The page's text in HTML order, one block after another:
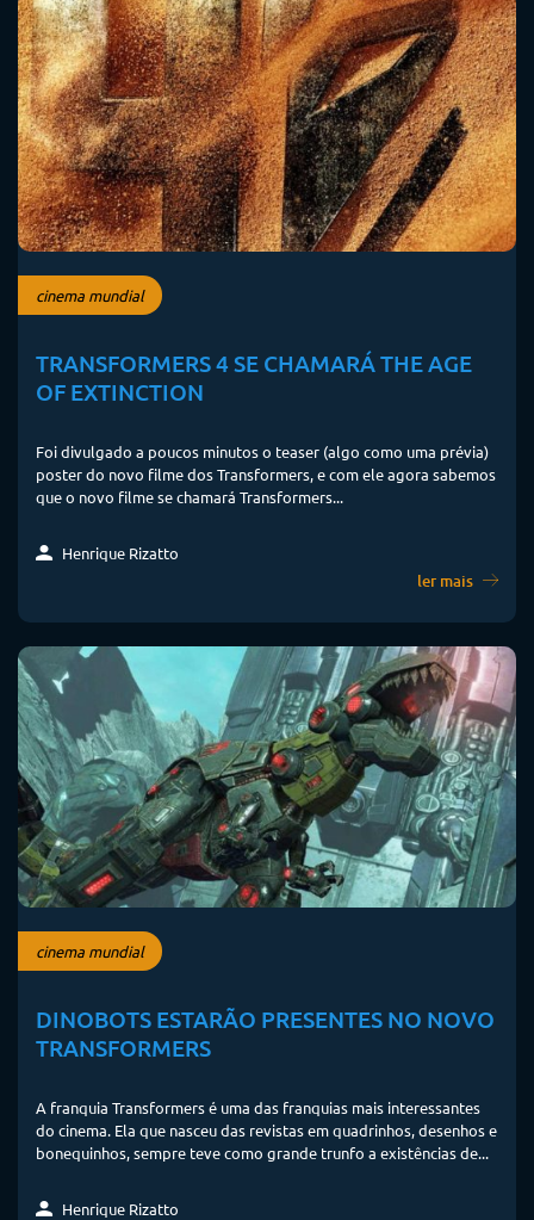
cinema mundial
TRANSFORMERS 4 SE CHAMARÁ THE AGE
OF EXTINCTION
Foi divulgado a poucos minutos o teaser (algo como uma prévia)
poster do novo filme dos Transformers, e com ele agora sabemos
que o novo filme se chamará Transformers...
Henrique Rizatto
ler mais
cinema mundial
DINOBOTS ESTARÃO PRESENTES NO NOVO
TRANSFORMERS
A franquia Transformers é uma das franquias mais interessantes
do cinema. Ela que nasceu das revistas em quadrinhos, desenhos e
bonequinhos, sempre teve como grande trunfo a existências de...
Henrique Rizatto